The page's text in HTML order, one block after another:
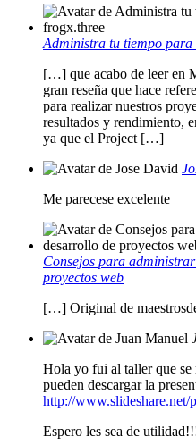
Administra tu tiempo para
[…] que acabo de leer en
gran reseña que hace
para realizar nuestros
resultados y rendimiento,
ya que el Project […]
Me parecese excelente
Consejos para
proyectos web
[…] Original de
Hola yo fui al taller que se
pueden descargar la
http://www.slideshare.net/
Espero les sea de